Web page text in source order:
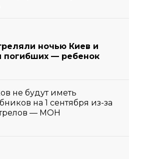
ночью Киев и
погибших — ребенок
не будут иметь
на 1 сентября из-за
— МОН